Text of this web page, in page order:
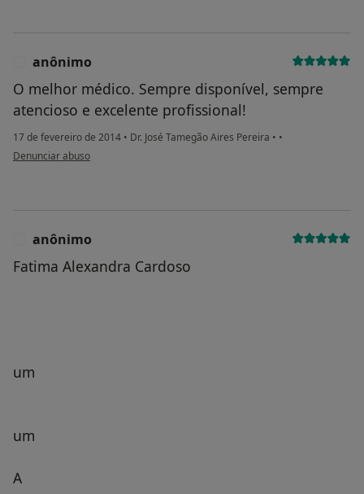
anônimo
O melhor médico. Sempre disponível, sempre
atencioso e excelente profissional!
17 de fevereiro de 2014 • Dr. José Tamegão Aires Pereira • •
na opinião do utilizador anônimo
Denunciar abuso
anônimo
Fatima Alexandra Cardoso
um
um
A